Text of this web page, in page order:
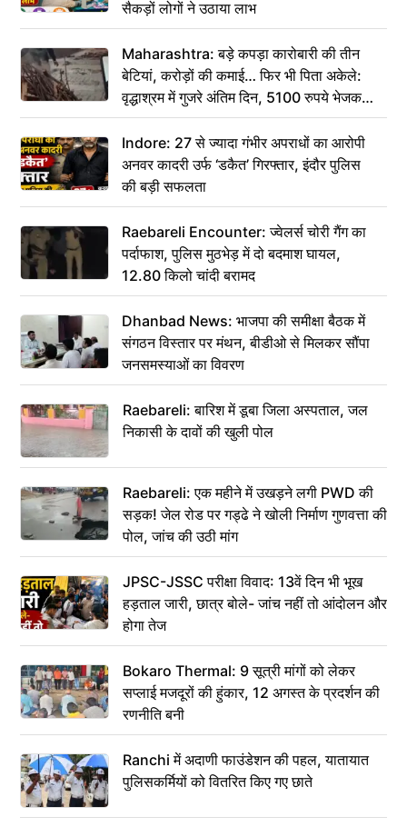
सैकड़ों लोगों ने उठाया लाभ
Maharashtra: बड़े कपड़ा कारोबारी की तीन
बेटियां, करोड़ों की कमाई… फिर भी पिता अकेले:
वृद्धाश्रम में गुजरे अंतिम दिन, 5100 रुपये भेजकर
कहा– अंतिम संस्कार कर दीजिए हम नहीं आ पाएंगे
Indore: 27 से ज्यादा गंभीर अपराधों का आरोपी
अनवर कादरी उर्फ ‘डकैत’ गिरफ्तार, इंदौर पुलिस
की बड़ी सफलता
Raebareli Encounter: ज्वेलर्स चोरी गैंग का
पर्दाफाश, पुलिस मुठभेड़ में दो बदमाश घायल,
12.80 किलो चांदी बरामद
Dhanbad News: भाजपा की समीक्षा बैठक में
संगठन विस्तार पर मंथन, बीडीओ से मिलकर सौंपा
जनसमस्याओं का विवरण
Raebareli: बारिश में डूबा जिला अस्पताल, जल
निकासी के दावों की खुली पोल
Raebareli: एक महीने में उखड़ने लगी PWD की
सड़क! जेल रोड पर गड्ढे ने खोली निर्माण गुणवत्ता की
पोल, जांच की उठी मांग
JPSC-JSSC परीक्षा विवाद: 13वें दिन भी भूख
हड़ताल जारी, छात्र बोले- जांच नहीं तो आंदोलन और
होगा तेज
Bokaro Thermal: 9 सूत्री मांगों को लेकर
सप्लाई मजदूरों की हुंकार, 12 अगस्त के प्रदर्शन की
रणनीति बनी
Ranchi में अदाणी फाउंडेशन की पहल, यातायात
पुलिसकर्मियों को वितरित किए गए छाते